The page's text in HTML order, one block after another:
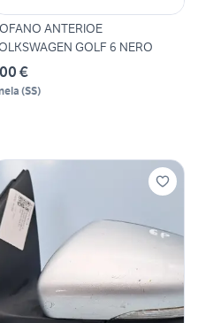
ANTERIOE
GOLF 6 NERO
€
(SS)